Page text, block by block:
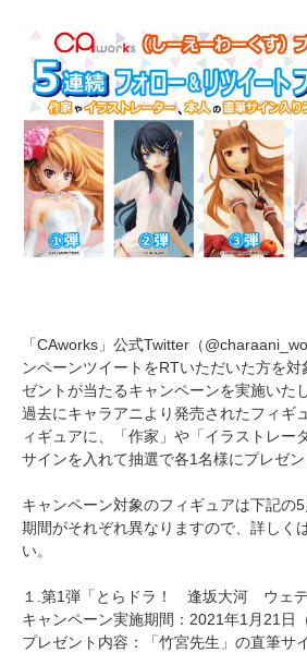
「CAworks」公式Twitter（
ンペーンツイートをRTいただいた方を
ゼントが当たるキャンペーンを実施いた
過去にキャラアニより発売されたフィギ
ィギュアに、「作家」や「イラストレー
サインを入れて抽選で各1名様にプレゼン
キャンペーン対象のフィギュアは下記の
期間がそれぞれ異なりますので、詳しく
い。
１.第1弾「とらドラ！ 逢坂大河 ウェデ
キャンペーン実施期間：2021年1月21日
プレゼント内容：「竹宮先生」の直筆サ